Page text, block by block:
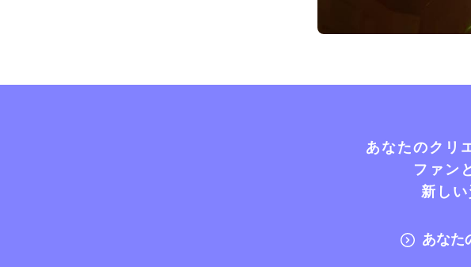
あなたのクリ
ファン
新し
あなた